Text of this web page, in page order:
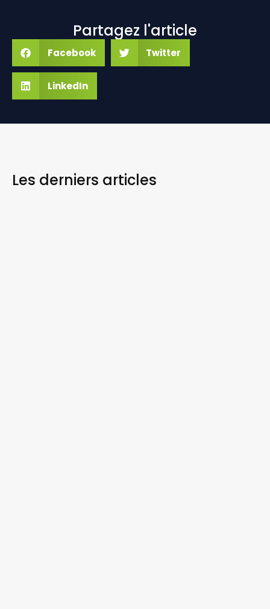
Partagez l'article
Facebook Twitter
LinkedIn
Les derniers articles